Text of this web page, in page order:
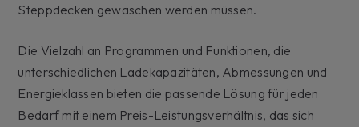
Steppdecken gewaschen werden müssen.
Die Vielzahl an Programmen und Funktionen, die
unterschiedlichen Ladekapazitäten, Abmessungen und
Energieklassen bieten die passende Lösung für jeden
Bedarf mit einem Preis-Leistungsverhältnis, das sich